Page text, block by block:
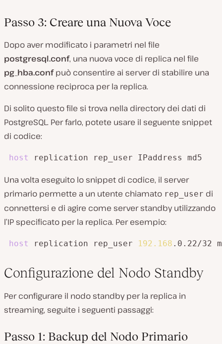
Passo 3: Creare una Nuova Voce
Dopo aver modificato i parametri nel file
postgresql.conf, una nuova voce di replica nel file
pg_hba.confpuò consentire ai server di stabilire una
connessione reciproca per la replica.
Di solito questo file si trova nella directory dei dati di
PostgreSQL. Per farlo, potete usare il seguente snippet
di codice:
host replication rep_user IPaddress md5
Una volta eseguito lo snippet di codice, il server
primario permette a un utente chiamato rep_user di
connettersi e di agire come server standby utilizzando
l’IP specificato per la replica. Per esempio:
host replication rep_user 192.168 .0.22/32
Configurazione del Nodo Standby
Per configurare il nodo standby per la replica in
streaming, seguite i seguenti passaggi:
Passo 1: Backup del Nodo Primario